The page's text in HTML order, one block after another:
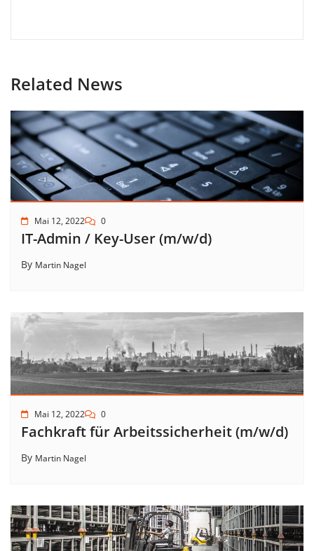
Related News
Mai 12, 2022 0
IT-Admin / Key-User (m/w/d)
By Martin Nagel
Mai 12, 2022 0
Fachkraft für Arbeitssicherheit (m/w/d)
By Martin Nagel